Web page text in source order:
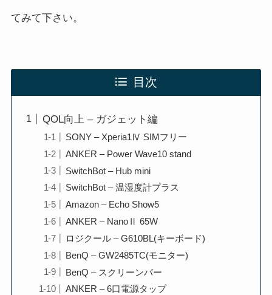
てみて下さい。
目次
QOL向上 – ガジェット編
SONY – Xperia1Ⅳ SIMフリー
ANKER – Power Wave10 stand
SwitchBot – Hub mini
SwitchBot – 温湿度計プラス
Amazon – Echo Show5
ANKER – NanoⅡ 65W
ロジクール – G610BL(キーボード)
BenQ – GW2485TC(モニター)
BenQ – スクリーンバー
ANKER – 6口電源タップ